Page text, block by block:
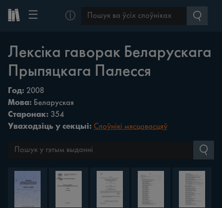
☰ ⓘ
Лексіка гаворак Беларускага
Прыпяцкага Палесся
Год: 2008
Мова: Беларуская
Старонак: 354
Уваходзіць у секцыі: Слоўнікі мясцовасцяў